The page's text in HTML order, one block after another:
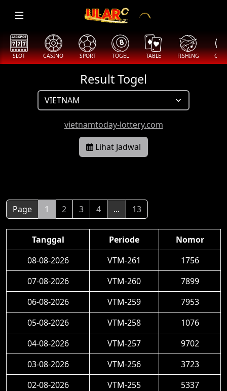
SLOT CASINO SPORT TOGEL TABLE FISHING
Result Togel
vietnamtoday-lottery.com
Lihat Jadwal
Page 1 2 3 4 ... 13
Tanggal Periode
Nomor
08-08-2026
VTM-261
1756
07-08-2026
VTM-260
7899
06-08-2026
VTM-259
7953
05-08-2026
VTM-258
1076
04-08-2026
VTM-257
9702
03-08-2026
VTM-256
3723
02-08-2026
VTM-255
5337